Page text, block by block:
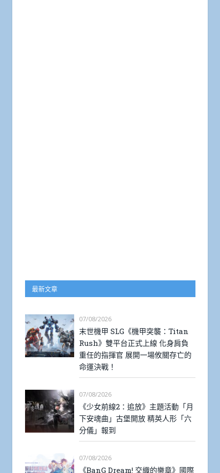
最新文章
07/08/2026
末世機甲 SLG《機甲突襲：Titan
Rush》雙平台正式上線 化身肩負
重任的指揮官 展開一場攸關存亡的
命運決戰！
07/08/2026
《少女前線2：追放》主題活動「月
下安魂曲」古堡開放 精英人形「六
分儀」報到
07/08/2026
《BanG Dream! 交織的樂章》國際